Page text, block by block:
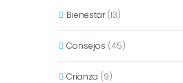
Bienestar(13)
Consejos (45)
Crianza (9)